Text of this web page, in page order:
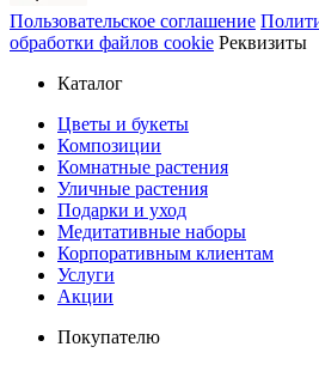
Пользовательское соглашение
обработки файлов cookie Реквизиты
Каталог
Цветы и букеты
Композиции
Комнатные растения
Уличные растения
Подарки и уход
Медитативные наборы
Корпоративным клиентам
Услуги
Акции
Покупателю